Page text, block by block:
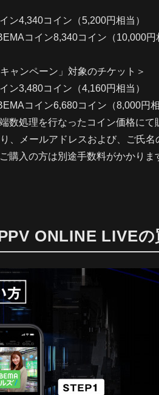
ン4,340コイン（5,200円相当）
コイン8,340コイン（10,000円
ャンペーン」対象のチケット＞
ン3,480コイン（4,160円相当）
コイン6,680コイン（8,000円相
数処理を行なったコイン価格にて
、メールアドレスおよび、ご氏名
購入の方は別途手数料がかかり
ONLINE LIVEの